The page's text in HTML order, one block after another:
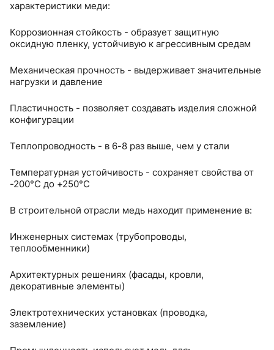
характеристики меди:
Коррозионная стойкость - образует защитную
оксидную пленку, устойчивую к агрессивным средам
Механическая прочность - выдерживает значительные
нагрузки и давление
Пластичность - позволяет создавать изделия сложной
конфигурации
Теплопроводность - в 6-8 раз выше, чем у стали
Температурная устойчивость - сохраняет свойства от
-200°C до +250°C
В строительной отрасли медь находит применение в:
Инженерных системах (трубопроводы,
теплообменники)
Архитектурных решениях (фасады, кровли,
декоративные элементы)
Электротехнических установках (проводка,
заземление)